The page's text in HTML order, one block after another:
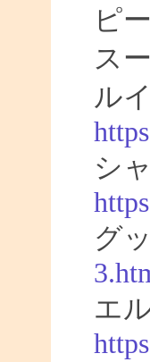
ピ
ス
ル
シ
グ
エ